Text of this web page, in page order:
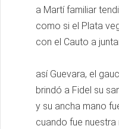
a Martí familiar
como si el Plata
con el Cauto a
así Guevara, el
brindó a Fidel su
y su ancha mano
cuando fue